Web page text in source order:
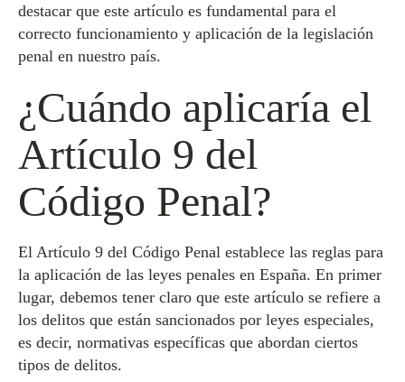
destacar que este artículo es fundamental para el
correcto funcionamiento y aplicación de la legislación
penal en nuestro país.
¿Cuándo aplicaría el
Artículo 9 del
Código Penal?
El Artículo 9 del Código Penal establece las reglas para
la aplicación de las leyes penales en España. En primer
lugar, debemos tener claro que este artículo se refiere a
los delitos que están sancionados por leyes especiales,
es decir, normativas específicas que abordan ciertos
tipos de delitos.